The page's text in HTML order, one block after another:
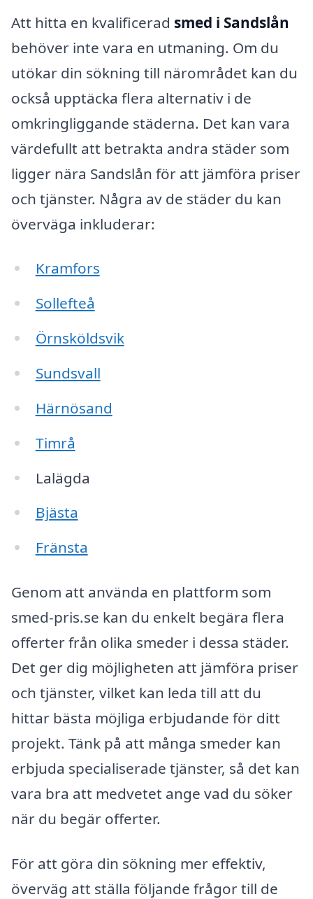
Att hitta en kvalificerad smed i Sandslån
behöver inte vara en utmaning. Om du
utökar din sökning till närområdet kan du
också upptäcka flera alternativ i de
omkringliggande städerna. Det kan vara
värdefullt att betrakta andra städer som
ligger nära Sandslån för att jämföra priser
och tjänster. Några av de städer du kan
överväga inkluderar:
Kramfors
Sollefteå
Örnsköldsvik
Sundsvall
Härnösand
Timrå
Lalägda
Bjästa
Fränsta
Genom att använda en plattform som
smed-pris.se kan du enkelt begära flera
offerter från olika smeder i dessa städer.
Det ger dig möjligheten att jämföra priser
och tjänster, vilket kan leda till att du
hittar bästa möjliga erbjudande för ditt
projekt. Tänk på att många smeder kan
erbjuda specialiserade tjänster, så det kan
vara bra att medvetet ange vad du söker
när du begär offerter.
För att göra din sökning mer effektiv,
överväg att ställa följande frågor till de